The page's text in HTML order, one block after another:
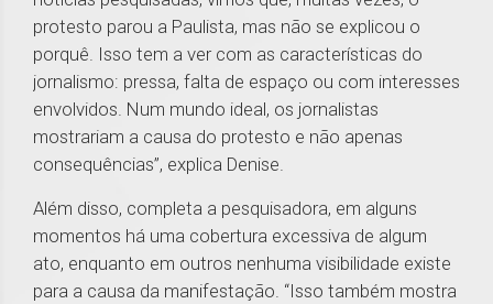
protesto parou a Paulista, mas não se explicou o
porquê. Isso tem a ver com as características do
jornalismo: pressa, falta de espaço ou com interesses
envolvidos. Num mundo ideal, os jornalistas
mostrariam a causa do protesto e não apenas
consequências”, explica Denise.
Além disso, completa a pesquisadora, em alguns
momentos há uma cobertura excessiva de algum
ato, enquanto em outros nenhuma visibilidade existe
para a causa da manifestação. “Isso também mostra